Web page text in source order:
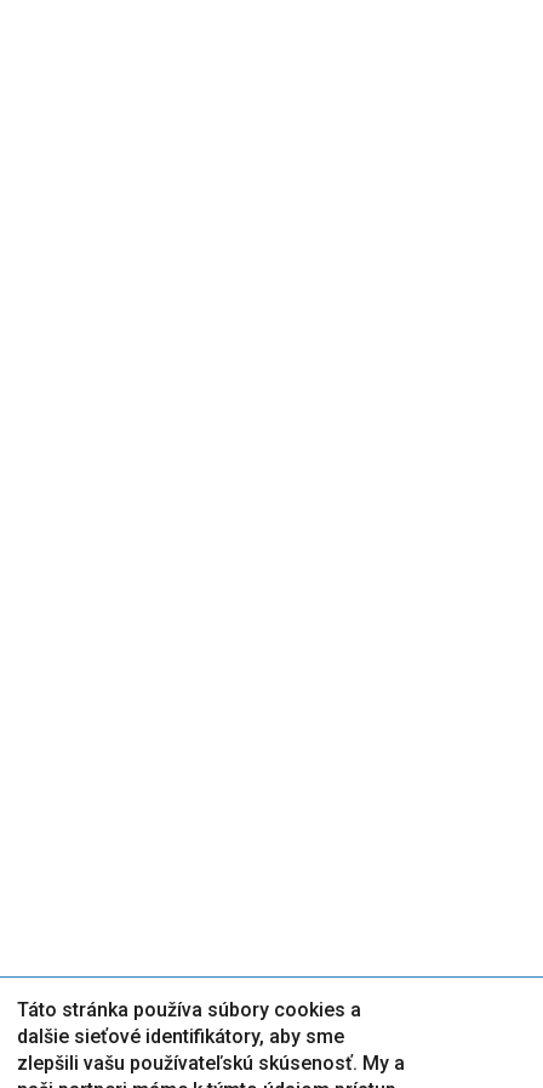
Táto stránka používa súbory cookies a
dalšie sieťové identifikátory, aby sme
zlepšili vašu používateľskú skúsenosť. My a